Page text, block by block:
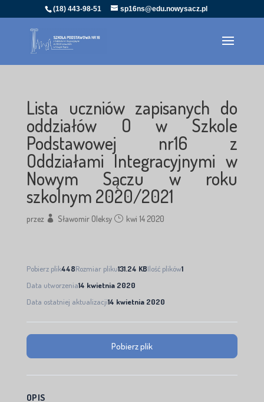
(18) 443-98-51 sp16ns@edu.nowysacz.pl
Lista uczniów zapisanych do
oddziałów O w Szkole
Podstawowej nr16 z
Oddziałami Integracyjnymi w
Nowym Sączu w roku
szkolnym 2020/2021
przez Sławomir Oleksy kwi 14 2020
Pobierz plik448Rozmiar pliku131.24 KBIlość plików1
Data utworzenia14 kwietnia 2020
Data ostatniej aktualizacji14 kwietnia 2020
Pobierz plik
OPIS